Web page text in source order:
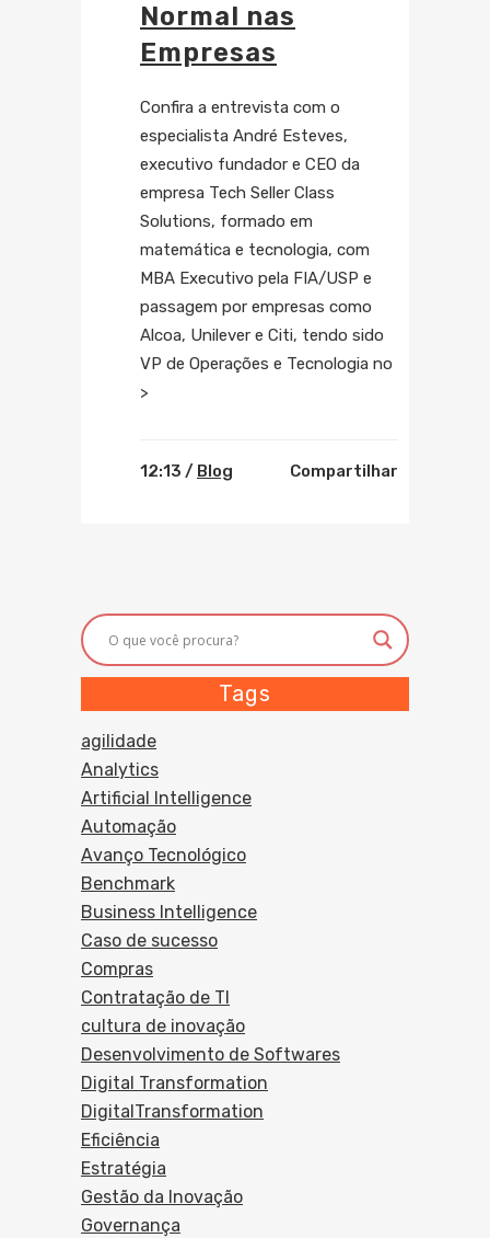
Normal nas
Empresas
Confira a entrevista com o
especialista André Esteves,
executivo fundador e CEO da
empresa Tech Seller Class
Solutions, formado em
matemática e tecnologia, com
MBA Executivo pela FIA/USP e
passagem por empresas como
Alcoa, Unilever e Citi, tendo sido
VP de Operações e Tecnologia no
>
12:13 / Blog Compartilhar
Tags
agilidade
Analytics
Artificial Intelligence
Automação
Avanço Tecnológico
Benchmark
Business Intelligence
Caso de sucesso
Compras
Contratação de TI
cultura de inovação
Desenvolvimento de Softwares
Digital Transformation
DigitalTransformation
Eficiência
Estratégia
Gestão da Inovação
Governança